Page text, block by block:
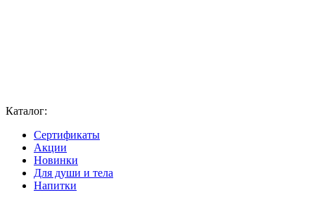
Каталог:
Сертификаты
Акции
Новинки
Для души и тела
Напитки